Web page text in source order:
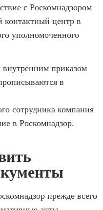
с Роскомнадзором
контактный центр в
уполномоченного
внутренним приказом
в
сотрудника компания
в Роскомнадзор.
прежде всего